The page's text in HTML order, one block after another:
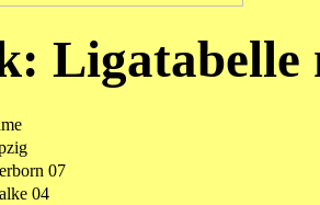
Ligatabelle
07
04